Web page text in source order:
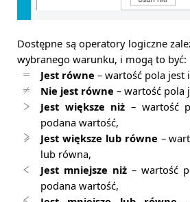
Dostępne są operatory logiczne
wybranego warunku, i mogą to być:
Jest równe – wartość pola jest
Nie jest równe – wartość pola
Jest większe niż – wartość
podana wartość,
Jest większe lub równe –
lub równa,
Jest mniejsze niż – wartość
podana wartość,